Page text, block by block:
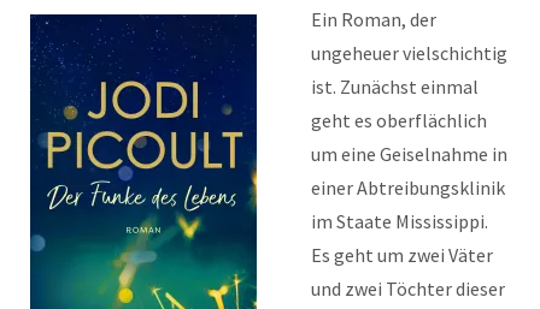
Ein Roman, der
ungeheuer vielschichtig
ist. Zunächst einmal
geht es oberflächlich
um eine Geiselnahme in
einer Abtreibungsklinik
im Staate Mississippi.
Es geht um zwei Väter
und zwei Töchter dieser